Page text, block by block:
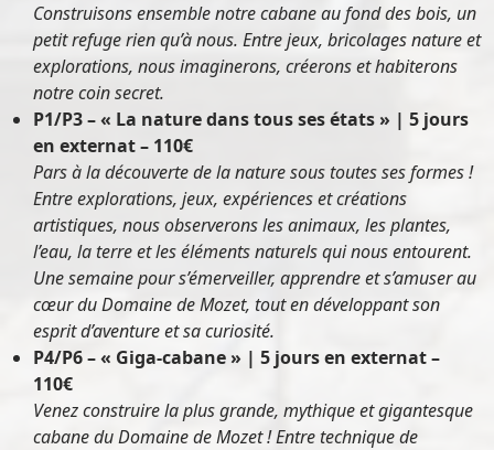
Construisons ensemble notre cabane au fond des bois, un
petit refuge rien qu’à nous. Entre jeux, bricolages nature et
explorations, nous imaginerons, créerons et habiterons
notre coin secret.
P1/P3 – « La nature dans tous ses états » | 5 jours
en externat – 110€
Pars à la découverte de la nature sous toutes ses formes !
Entre explorations, jeux, expériences et créations
artistiques, nous observerons les animaux, les plantes,
l’eau, la terre et les éléments naturels qui nous entourent.
Une semaine pour s’émerveiller, apprendre et s’amuser au
cœur du Domaine de Mozet, tout en développant son
esprit d’aventure et sa curiosité.
P4/P6 – « Giga-cabane » | 5 jours en externat –
110€
Venez construire la plus grande, mythique et gigantesque
cabane du Domaine de Mozet ! Entre technique de